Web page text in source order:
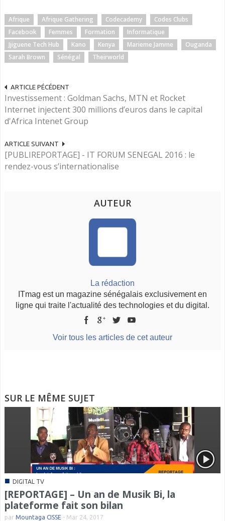
Afrique Afrique Gathering Codecademy
Codes Clubs
Facebook
Femmes Formation
Informatique
Jjiguene Tech Hub
Kano Kenya Marieme Jamme
Ouganda
Sarah Brown
Sénégal Theirworld
ARTICLE PÉCÉDENT
Investissement : Goldman Sachs, MTN et Rocket
Internet injectent 300 millions d’euros dans le capital
d'Africa Intenet Group
ARTICLE SUIVANT
[PUBLIREPORTAGE] - IT FORUM SENEGAL 2016 : le
rendez-vous s’internationalise
AUTEUR
La rédaction
ITmag est un magazine sénégalais exclusivement en
ligne qui traite l'actualité des technologies et du digital.
Voir tous les articles de cet auteur
SUR LE MÊME SUJET
■ DIGITAL TV
[REPORTAGE] – Un an de Musik Bi, la
plateforme fait son bilan
par Mountaga CISSE - Mar 24, 2017